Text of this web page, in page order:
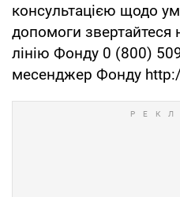
консультацією щодо
допомоги звертайтеся
лінію Фонду 0 (800)
месенджер Фонду